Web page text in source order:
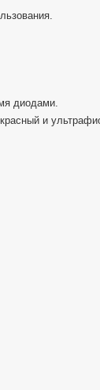
диодами.
и